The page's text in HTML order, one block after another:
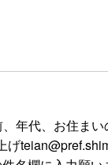
年代、お住ま